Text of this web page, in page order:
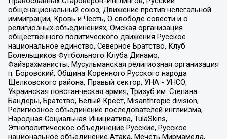
общенациональный союз, Движение против нелегальной
иммиграции, Кровь и Честь, О свободе совести и о
религиозных объединениях, Омская организация
общественного политического движения Русское
национальное единство, Северное Братство, Клуб
Болельщиков Футбольного Клуба Динамо,
Файзрахманисты, Мусульманская религиозная организация
п. Боровский, Община Коренного Русского народа
Щелковского района, Правый сектор, УНА - УНСО,
Украинская повстанческая армия, Тризуб им. Степана
Бандеры, Братство, Белый Крест, Misanthropic division,
Религиозное объединение последователей инглиизма,
Народная Социальная Инициатива, TulaSkins,
Этнополитическое объединение Русские, Русское
национальное объединение Атака, Мечеть Мирмамеда,